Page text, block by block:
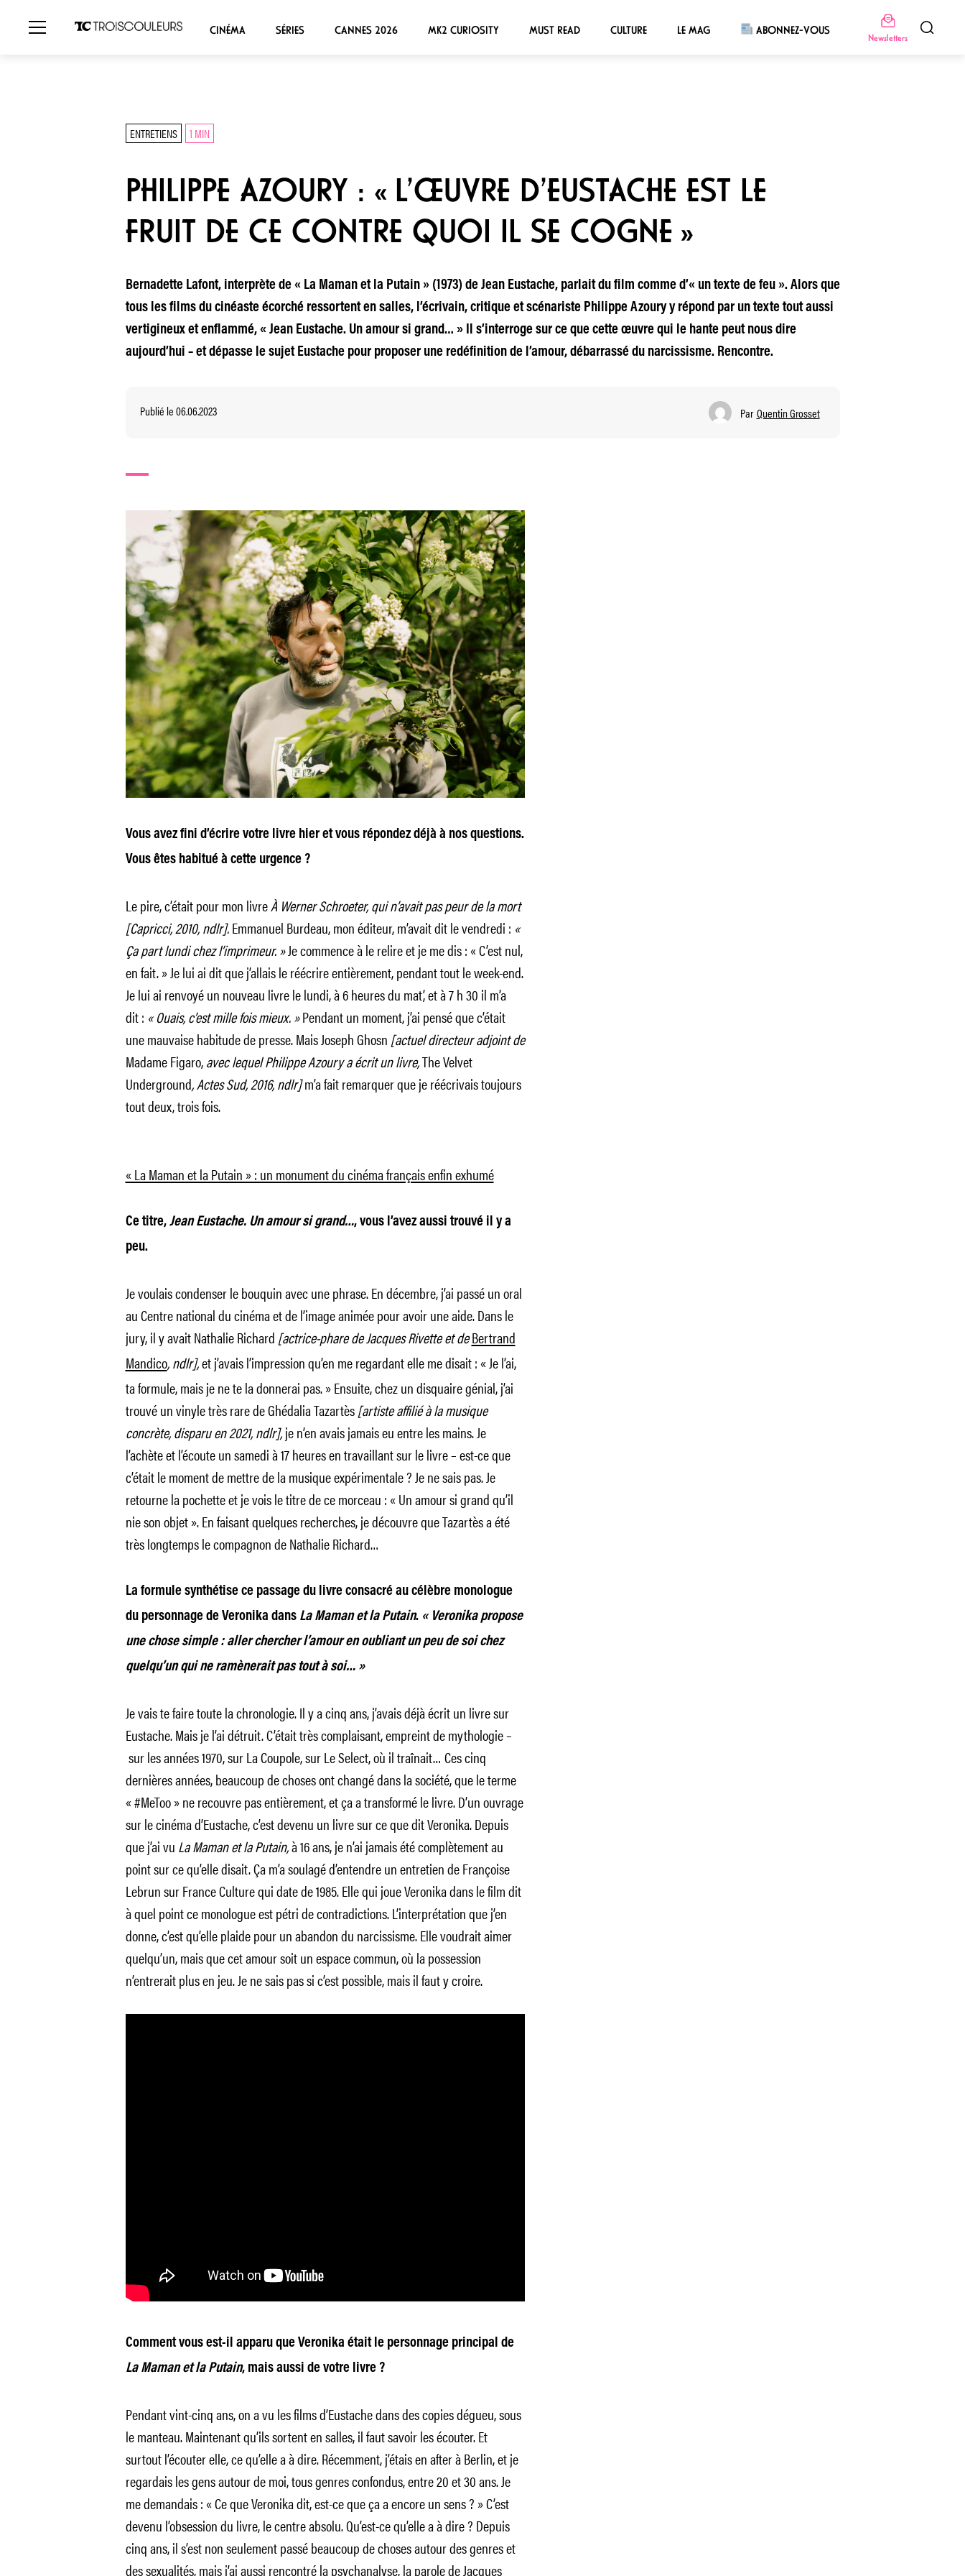
CINÉMA SÉRIES CANNES 2026 MK2 CURIOSITY MUST READ CULTURE LE MAG ABONNEZ-VOUS
Newsletters
ENTRETIENS 1 MIN
PHILIPPE AZOURY : « L’ŒUVRE D’EUSTACHE EST LE
FRUIT DE CE CONTRE QUOI IL SE COGNE »
Bernadette Lafont, interprète de « La Maman et la Putain » (1973) de Jean Eustache, parlait du film comme d’« un texte de feu ». Alors que
tous les films du cinéaste écorché ressortent en salles, l’écrivain, critique et scénariste Philippe Azoury y répond par un texte tout aussi
vertigineux et enflammé, « Jean Eustache. Un amour si grand… » Il s’interroge sur ce que cette œuvre qui le hante peut nous dire
aujourd’hui – et dépasse le sujet Eustache pour proposer une redéfinition de l’amour, débarrassé du narcissisme. Rencontre.
Publié le 06.06.2023 Par Quentin Grosset
Vous avez fini d’écrire votre livre hier et vous répondez déjà à nos questions.
Vous êtes habitué à cette urgence ?
Le pire, c’était pour mon livreÀ Werner Schroeter, qui n’avait pas peur de la mort
[Capricci, 2010, ndlr].Emmanuel Burdeau, mon éditeur, m’avait dit le vendredi : «
Ça part lundi chez l’imprimeur. »Je commence à le relire et je me dis : « C’est nul,
en fait. » Je lui ai dit que j’allais le réécrire entièrement, pendant tout le week-end.
Je lui ai renvoyé un nouveau livre le lundi, à 6 heures du mat’, et à 7 h 30 il m’a
dit : « Ouais, c’est mille fois mieux. »Pendant un moment, j’ai pensé que c’était
une mauvaise habitude de presse. Mais Joseph Ghosn [actuel directeur adjoint de
Madame Figaro,avec lequel Philippe Azoury a écrit un livre,The Velvet
Underground, Actes Sud, 2016, ndlr]m’a fait remarquer que je réécrivais toujours
tout deux, trois fois.
« La Maman et la Putain » : un monument du cinéma français enfin exhumé
Ce titre, Jean Eustache. Un amour si grand…, vous l’avez aussi trouvé il y a
peu.
Je voulais condenser le bouquin avec une phrase. En décembre, j’ai passé un oral
au Centre national du cinéma et de l’image animée pour avoir une aide. Dans le
jury, il y avait Nathalie Richard [actrice-phare de Jacques Rivette et deBertrand
Mandico, ndlr],et j’avais l’impression qu’en me regardant elle me disait : « Je l’ai,
ta formule, mais je ne te la donnerai pas. » Ensuite, chez un disquaire génial, j’ai
trouvé un vinyle très rare de Ghédalia Tazartès[artiste affilié à la musique
concrète, disparu en 2021, ndlr],je n’en avais jamais eu entre les mains. Je
l’achète et l’écoute un samedi à 17 heures en travaillant sur le livre – est-ce que
c’était le moment de mettre de la musique expérimentale ? Je ne sais pas. Je
retourne la pochette et je vois le titre de ce morceau : « Un amour si grand qu’il
nie son objet ». En faisant quelques recherches, je découvre que Tazartès a été
très longtemps le compagnon de Nathalie Richard…
La formule synthétise ce passage du livre consacré au célèbre monologue
du personnage de Veronika dans La Maman et la Putain. « Veronika propose
une chose simple : aller chercher l’amour en oubliant un peu de soi chez
quelqu’un qui ne ramènerait pas tout à soi… »
Je vais te faire toute la chronologie. Il y a cinq ans, j’avais déjà écrit un livre sur
Eustache. Mais je l’ai détruit. C’était très complaisant, empreint de mythologie –
sur les années 1970, sur La Coupole, sur Le Select, où il traînait… Ces cinq
dernières années, beaucoup de choses ont changé dans la société, que le terme
« #MeToo » ne recouvre pas entièrement, et ça a transformé le livre. D’un ouvrage
sur le cinéma d’Eustache, c’est devenu un livre sur ce que dit Veronika. Depuis
que j’ai vu La Maman et la Putain,à 16 ans, je n’ai jamais été complètement au
point sur ce qu’elle disait. Ça m’a soulagé d’entendre un entretien de Françoise
Lebrun sur France Culture qui date de 1985. Elle qui joue Veronika dans le film dit
à quel point ce monologue est pétri de contradictions. L’interprétation que j’en
donne, c’est qu’elle plaide pour un abandon du narcissisme. Elle voudrait aimer
quelqu’un, mais que cet amour soit un espace commun, où la possession
n’entrerait plus en jeu. Je ne sais pas si c’est possible, mais il faut y croire.
Comment vous est-il apparu que Veronika était le personnage principal de
La Maman et la Putain, mais aussi de votre livre ?
Pendant vint-cinq ans, on a vu les films d’Eustache dans des copies dégueu, sous
le manteau. Maintenant qu’ils sortent en salles, il faut savoir les écouter. Et
surtout l’écouter elle, ce qu’elle a à dire. Récemment, j’étais en after à Berlin, et je
regardais les gens autour de moi, tous genres confondus, entre 20 et 30 ans. Je
me demandais : « Ce que Veronika dit, est-ce que ça a encore un sens ? » C’est
devenu l’obsession du livre, le centre absolu. Qu’est-ce qu’elle a à dire ? Depuis
cinq ans, il s’est non seulement passé beaucoup de choses autour des genres et
des sexualités, mais j’ai aussi rencontré la psychanalyse, la parole de Jacques